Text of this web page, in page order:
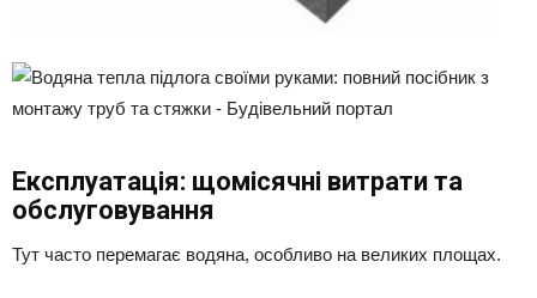
Експлуатація: щомісячні витрати та
обслуговування
Тут часто перемагає водяна, особливо на великих площах.